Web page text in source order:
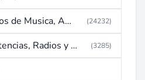
AUDIO (Equipos de Musica, Amplificadores, Reproductores, Etc) (24232)
Autoradio (Potencias, Radios y DVD) (3285)